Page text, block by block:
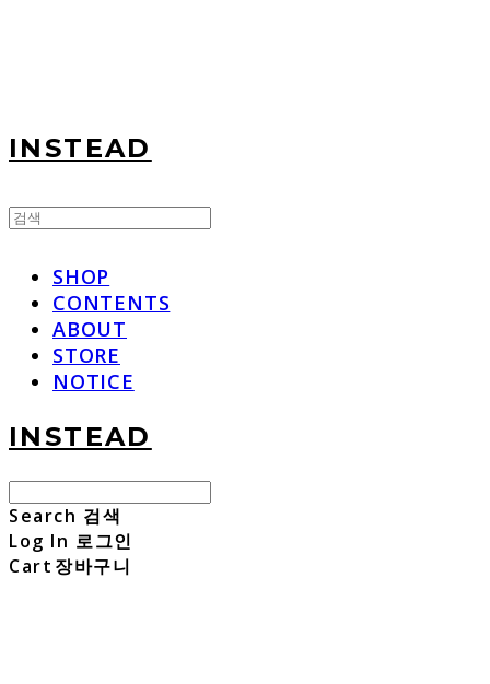
INSTEAD
SHOP
CONTENTS
ABOUT
STORE
NOTICE
INSTEAD
Search 검색
Log In 로그인
Cart 장바구니